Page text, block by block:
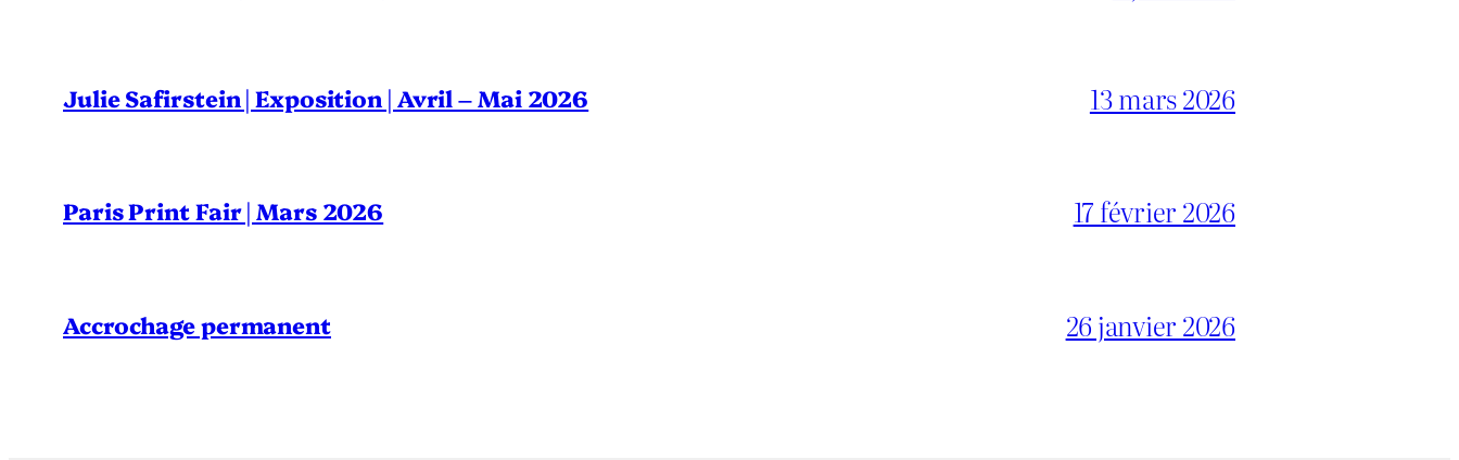
Julie Safirstein | Exposition | Avril – Mai 2026 13 mars 2026
Paris Print Fair | Mars 2026 17 février 2026
Accrochage permanent 26 janvier 2026